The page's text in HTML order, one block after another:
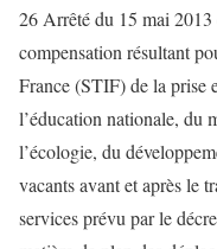
26 Arrêté du 15 mai 2013
compensation résultant
France (STIF) de la prise
l’éducation nationale, du
l’écologie, du
vacants avant et après le
services prévu par le